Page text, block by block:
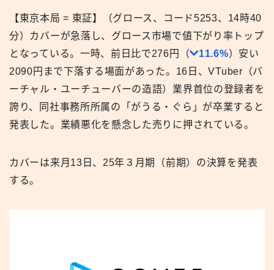
namiten.jp
【東京本局 = 東証】（グロース、コード5253、14時40
分）カバーが急落し、グロース市場で値下がり率トップ
となっている。一時、前日比で276円（
11.6%）安い
2090円まで下落する場面があった。16日、VTuber（バ
ーチャル・ユーチューバーの造語）業界首位の登録者を
誇り、同社事務所所属の「がうる・ぐら」が卒業すると
発表した。業績悪化を懸念した売りに押されている。
カバーは来月13日、25年３月期（前期）の決算を発表
する。